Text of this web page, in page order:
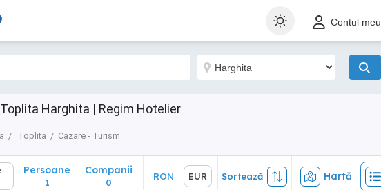
Contul meu
Harghita | Regim Hotelier
Toplita Cazare - Turism
Hartă
Persoane
1
Companii
0
RON EUR Sortează Hartă